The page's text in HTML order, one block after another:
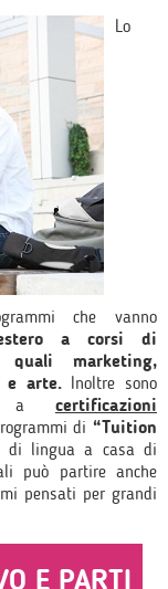
Lo
che vanno
a corsi di
quali marketing,
e arte.Inoltre sono
a certificazioni
di “Tuition
di lingua a casa di
può partire anche
pensati per grandi
E PARTI